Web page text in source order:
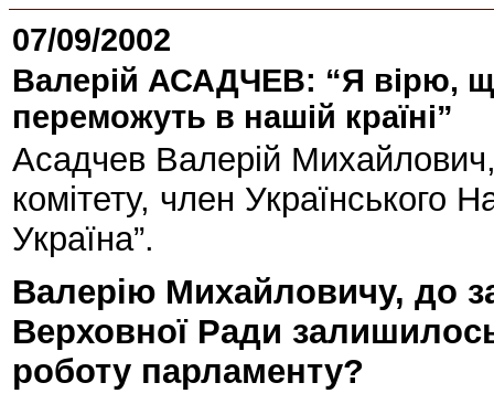
07/09/2002
Валерій АСАДЧЕВ: “Я вірю,
переможуть в нашій країні”
Асадчев Валерій
комітету, член Українського
Україна”.
Валерію Михайловичу, до
Верховної Ради
роботу парламенту?